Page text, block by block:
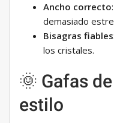
Ancho correcto
demasiado
Bisagras fiables
los cristales.
🌞 Gafas
estilo